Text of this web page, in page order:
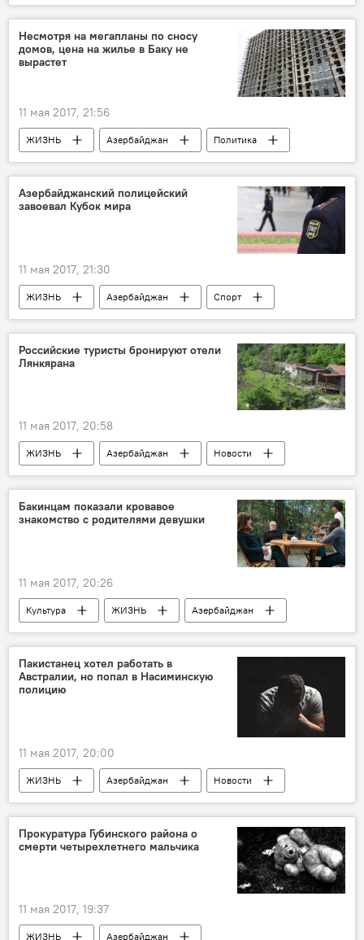
Новости
Франция
Гейдар Алиев
Рамиз Гулиев
годовщина
выступление
Несмотря на мегапланы по сносу
домов, цена на жилье в Баку не
вырастет
11 мая 2017, 21:56
ЖИЗНЬ Азербайджан
Политика
Новости
Баку
Рашад Алиев
туристы
покупательская способность
спрос
аренда жилья
Азербайджанский полицейский
завоевал Кубок мира
11 мая 2017, 21:30
ЖИЗНЬ Азербайджан
Спорт
Новости
Бельгия
Ильхам Бабаев
МВД АР
Российские туристы бронируют отели
Лянкярана
11 мая 2017, 20:58
ЖИЗНЬ Азербайджан
Новости
Лянкяранский район
ТурСтат
туристы
Бронирование
Туристический климат в Азербайджане
Бакинцам показали кровавое
знакомство с родителями девушки
11 мая 2017, 20:26
Культура ЖИЗНЬ
Азербайджан
Новости
Park Cinema Flame Tower
"Прочь"
Кинокритики
зрители
ужасы
прокат
Пакистанец хотел работать в
Австралии, но попал в Насиминскую
полицию
11 мая 2017, 20:00
ЖИЗНЬ Азербайджан
Новости
Пакистан
Австралия
полиция
Прокуратура Губинского района о
смерти четырехлетнего мальчика
11 мая 2017, 19:37
ЖИЗНЬ Азербайджан